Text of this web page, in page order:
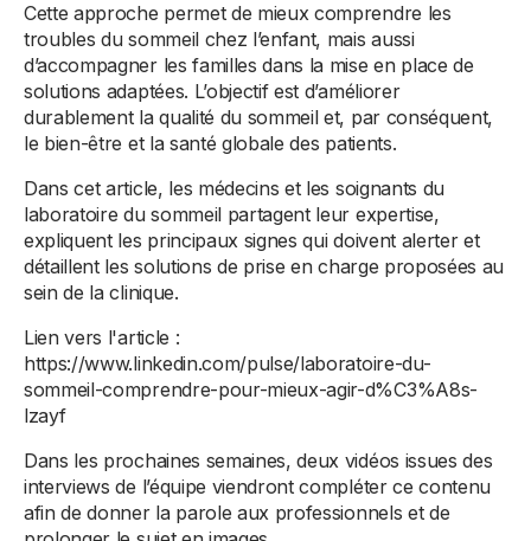
Cette approche permet de mieux comprendre les
troubles du sommeil chez l’enfant, mais aussi
d’accompagner les familles dans la mise en place de
solutions adaptées. L’objectif est d’améliorer
durablement la qualité du sommeil et, par conséquent,
le bien-être et la santé globale des patients.
Dans cet article, les médecins et les soignants du
laboratoire du sommeil partagent leur expertise,
expliquent les principaux signes qui doivent alerter et
détaillent les solutions de prise en charge proposées au
sein de la clinique.
Lien vers l'article :
https://www.linkedin.com/pulse/laboratoire-du-
sommeil-comprendre-pour-mieux-agir-d%C3%A8s-
lzayf
Dans les prochaines semaines, deux vidéos issues des
interviews de l’équipe viendront compléter ce contenu
afin de donner la parole aux professionnels et de